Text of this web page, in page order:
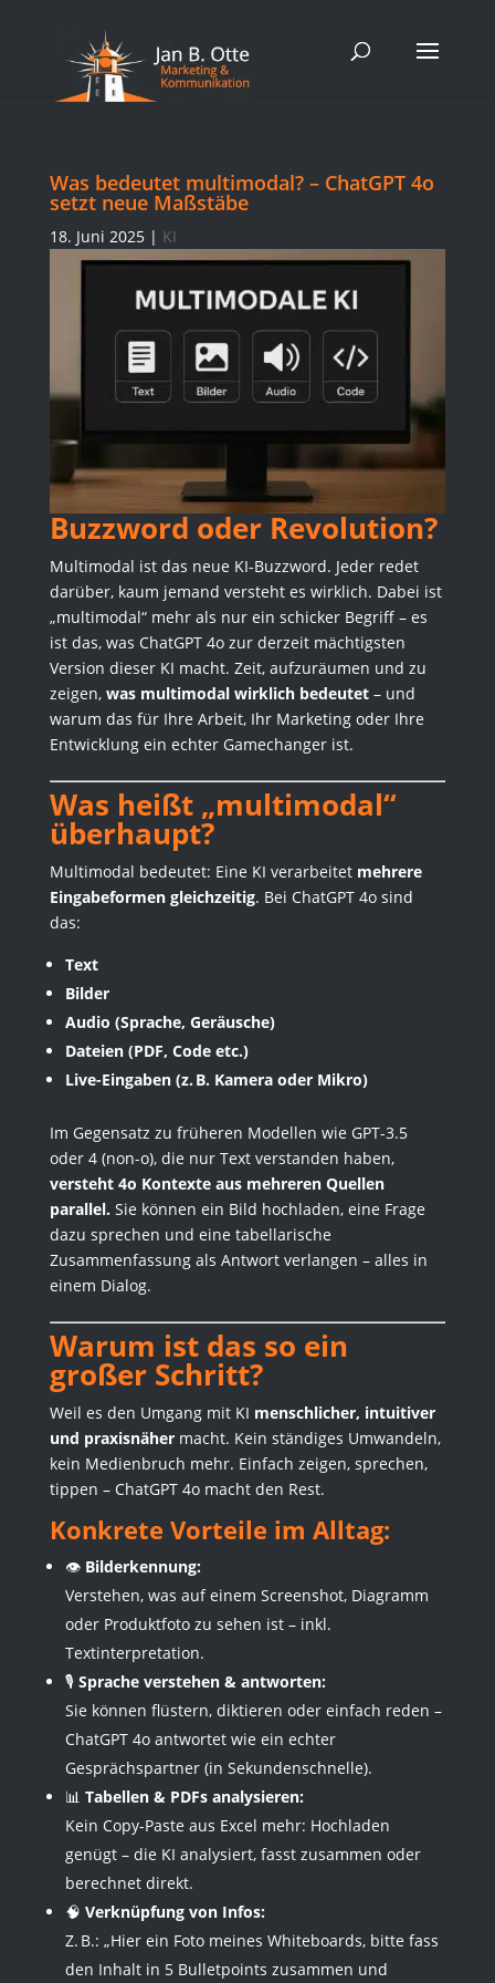
Was bedeutet multimodal? – ChatGPT 4o
setzt neue Maßstäbe
18. Juni 2025| KI
Buzzword oder Revolution?
Multimodal ist das neue KI-Buzzword. Jeder redet
darüber, kaum jemand versteht es wirklich. Dabei ist
„multimodal“ mehr als nur ein schicker Begriff – es
ist das, was ChatGPT 4o zur derzeit mächtigsten
Version dieser KI macht. Zeit, aufzuräumen und zu
zeigen, was multimodal wirklich bedeutet– und
warum das für Ihre Arbeit, Ihr Marketing oder Ihre
Entwicklung ein echter Gamechanger ist.
Was heißt „multimodal“
überhaupt?
Multimodal bedeutet: Eine KI verarbeitet mehrere
Eingabeformen gleichzeitig. Bei ChatGPT 4o sind
das:
Text
Bilder
Audio (Sprache, Geräusche)
Dateien (PDF, Code etc.)
Live-Eingaben (z. B. Kamera oder Mikro)
Im Gegensatz zu früheren Modellen wie GPT-3.5
oder 4 (non-o), die nur Text verstanden haben,
versteht 4o Kontexte aus mehreren Quellen
parallel. Sie können ein Bild hochladen, eine Frage
dazu sprechen und eine tabellarische
Zusammenfassung als Antwort verlangen – alles in
einem Dialog.
Warum ist das so ein
großer Schritt?
Weil es den Umgang mit KI menschlicher, intuitiver
und praxisnähermacht. Kein ständiges Umwandeln,
kein Medienbruch mehr. Einfach zeigen, sprechen,
tippen – ChatGPT 4o macht den Rest.
Konkrete Vorteile im Alltag:
👁️ Bilderkennung:
Verstehen, was auf einem Screenshot, Diagramm
oder Produktfoto zu sehen ist – inkl.
Textinterpretation.
🎙️ Sprache verstehen & antworten:
Sie können flüstern, diktieren oder einfach reden –
ChatGPT 4o antwortet wie ein echter
Gesprächspartner (in Sekundenschnelle).
📊 Tabellen & PDFs analysieren:
Kein Copy-Paste aus Excel mehr: Hochladen
genügt – die KI analysiert, fasst zusammen oder
berechnet direkt.
🧠 Verknüpfung von Infos:
Z. B.: „Hier ein Foto meines Whiteboards, bitte fass
den Inhalt in 5 Bulletpoints zusammen und